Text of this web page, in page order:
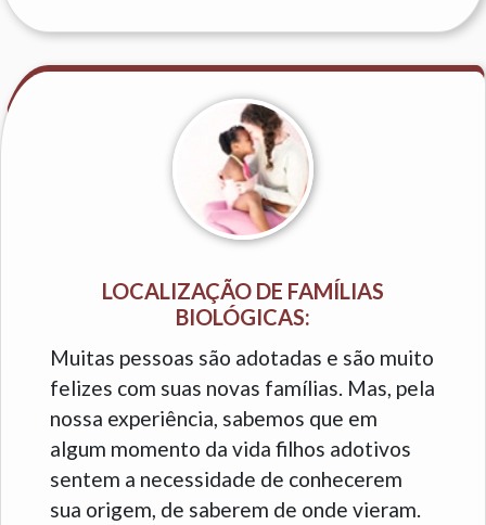
LOCALIZAÇÃO DE FAMÍLIAS
BIOLÓGICAS:
Muitas pessoas são adotadas e são muito
felizes com suas novas famílias. Mas, pela
nossa experiência, sabemos que em
algum momento da vida filhos adotivos
sentem a necessidade de conhecerem
sua origem, de saberem de onde vieram.